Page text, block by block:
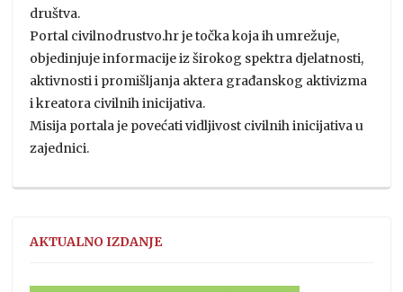
društva.
Portal civilnodrustvo.hr je točka koja ih umrežuje,
objedinjuje informacije iz širokog spektra djelatnosti,
aktivnosti i promišljanja aktera građanskog aktivizma
i kreatora civilnih inicijativa.
Misija portala je povećati vidljivost civilnih inicijativa u
zajednici.
AKTUALNO IZDANJE